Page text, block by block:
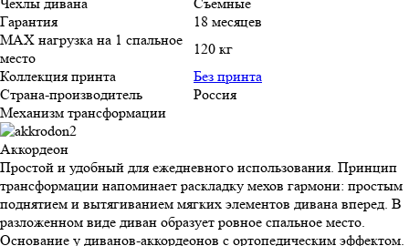
Гарантия
18 месяцев
MAX нагрузка на 1 спальное
место
120 кг
Коллекция принта
Без принта
Страна-производитель
Россия
Механизм трансформации
Аккордеон
Простой и удобный для ежедневного использования. Принцип
трансформации напоминает раскладку мехов гармони: простым
поднятием и вытягиванием мягких элементов дивана вперед. В
разложенном виде диван образует ровное спальное место.
Основание у диванов-аккордеонов с ортопедическим эффектом.